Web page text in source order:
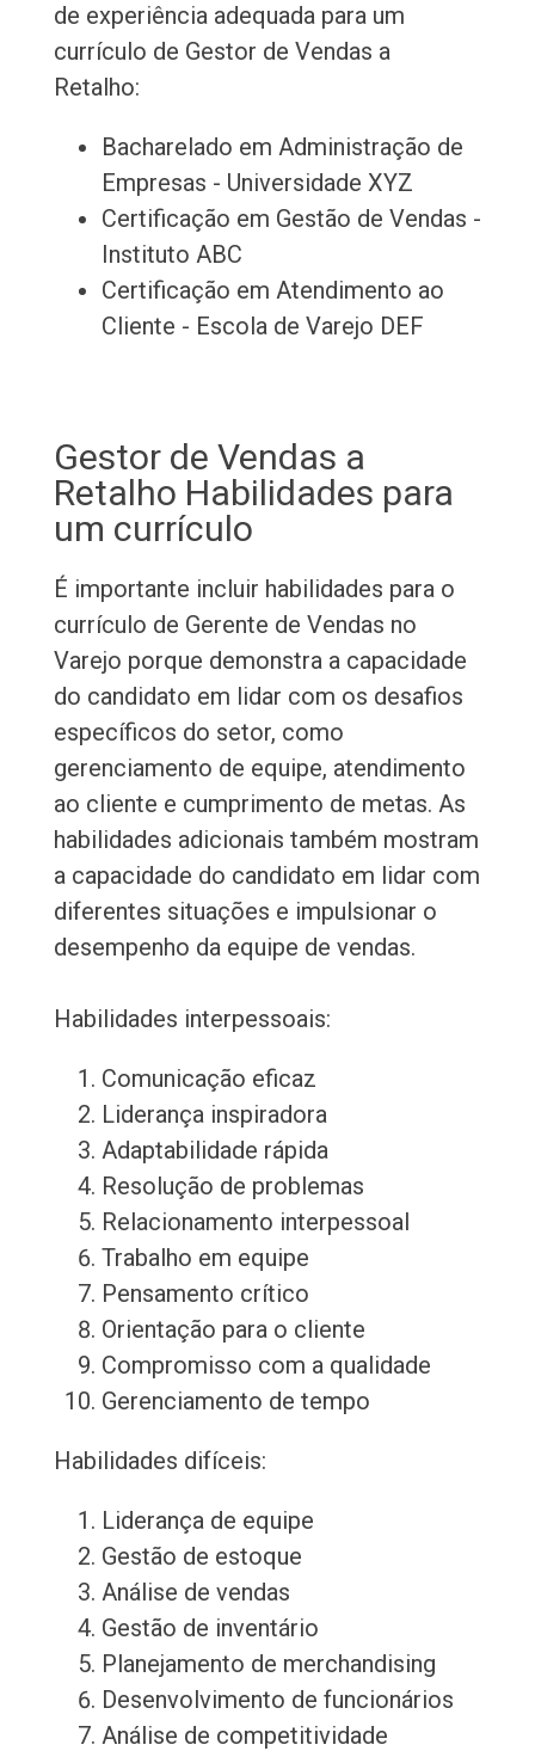
de experiência adequada para um
currículo de Gestor de Vendas a
Retalho:
Bacharelado em Administração de
Empresas - Universidade XYZ
Certificação em Gestão de Vendas -
Instituto ABC
Certificação em Atendimento ao
Cliente - Escola de Varejo DEF
Gestor de Vendas a
Retalho Habilidades para
um currículo
É importante incluir habilidades para o
currículo de Gerente de Vendas no
Varejo porque demonstra a capacidade
do candidato em lidar com os desafios
específicos do setor, como
gerenciamento de equipe, atendimento
ao cliente e cumprimento de metas. As
habilidades adicionais também mostram
a capacidade do candidato em lidar com
diferentes situações e impulsionar o
desempenho da equipe de vendas.
Habilidades interpessoais:
Comunicação eficaz
Liderança inspiradora
Adaptabilidade rápida
Resolução de problemas
Relacionamento interpessoal
Trabalho em equipe
Pensamento crítico
Orientação para o cliente
Compromisso com a qualidade
Gerenciamento de tempo
Habilidades difíceis:
Liderança de equipe
Gestão de estoque
Análise de vendas
Gestão de inventário
Planejamento de merchandising
Desenvolvimento de funcionários
Análise de competitividade